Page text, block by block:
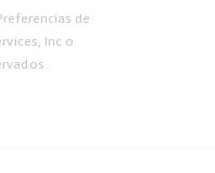
de
Inc o